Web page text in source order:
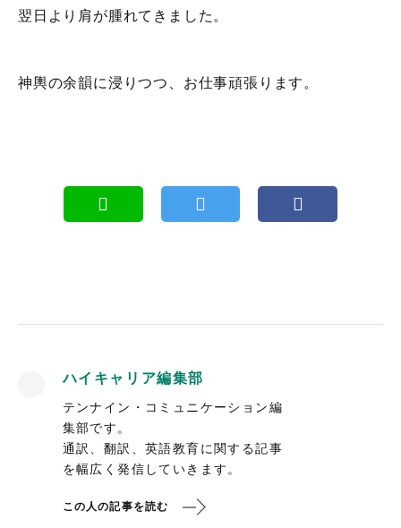
翌日より肩が腫れてきました。
神輿の余韻に浸りつつ、お仕事頑張ります。
ハイキャリア編集部
テンナイン・コミュニケーション編
集部です。
通訳、翻訳、英語教育に関する記事
を幅広く発信していきます。
この人の記事を読む